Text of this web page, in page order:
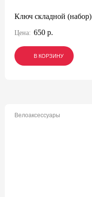
Ключ складной
Цена: 650 р.
В КОРЗИНУ
В КОРЗИНУ
В КОРЗИНУ
Велоаксессуары